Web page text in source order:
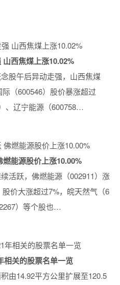
西焦煤上涨10.02%
股午后异动走强，山西焦煤
际（600546）股价暴涨超过
、辽宁能源（600758…
能源股价上涨10.00%
活跃，佛燃能源（002911）涨
价大涨超过7%，皖天然气（6
）等个股也…
相关的股票名单一览
由14.92平方公里扩展至120.5